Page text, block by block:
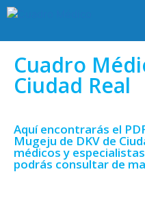
Cuadro
Ciudad Real
Aquí encontrarás el
Mugeju de DKV de
médicos y
podrás consultar de